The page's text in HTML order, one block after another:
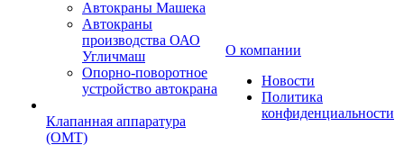
Автокраны Машека
Автокраны
производства ОАО
Угличмаш
Опорно-поворотное
устройство автокрана
Клапанная аппаратура
(OMT)
О компании
Новости
Политика
конфиденциальности